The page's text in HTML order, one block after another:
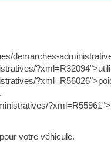
demarches-
votre véhicule.